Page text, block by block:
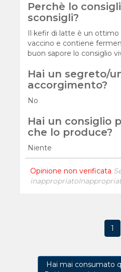
Perchè lo
sconsigli?
Il kefir di latte è un
vaccino e contiene
buon sapore lo consiglio
Hai un segreto/
accorgimento?
No
Hai un consiglio
che lo produce?
Niente
Opinione non verificata
inappropriato
1
Hai mai consumato